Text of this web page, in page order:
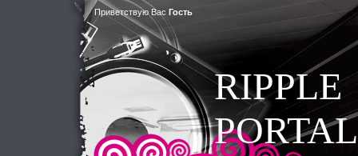
Приветствую Вас Гость
RIPPLE
PORTAL